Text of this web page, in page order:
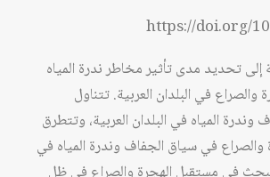
https://doi.org/
تحديد مدى تأثير مخاطر ندرة المياه
في البلدان العربية. تتناول
وندرة المياه في البلدان العربية، وتتطرق
والصراع في سياق الجفاف وندرة المياه في